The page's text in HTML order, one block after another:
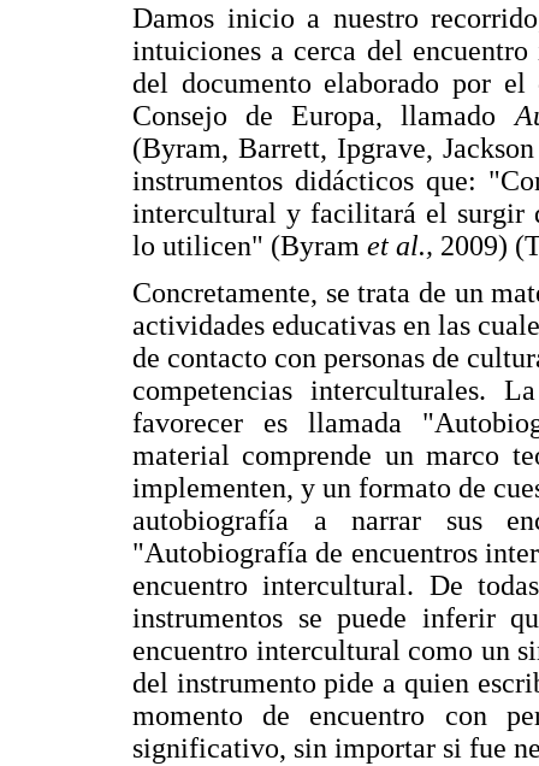
Damos inicio a nuestro
intuiciones a cerca del
del documento elaborado por
Consejo de Europa, llamado
(Byram, Barrett, Ipgrave,
instrumentos didácticos que:
intercultural y facilitará el surgir
lo utilicen" (Byram et al., 2009)
Concretamente, se trata de un
actividades educativas en las
de contacto con personas de
competencias interculturales.
favorecer es llamada
material comprende un marco
implementen, y un formato de
autobiografía a narrar sus
"Autobiografía de encuentros
encuentro intercultural. De
instrumentos se puede inferir
encuentro intercultural como un
del instrumento pide a quien
momento de encuentro con
significativo, sin importar si fue